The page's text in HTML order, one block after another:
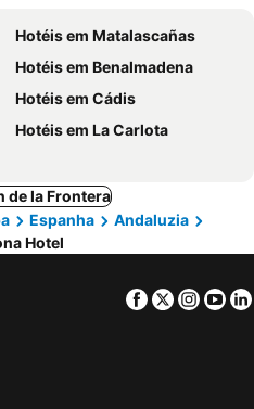
Hotéis em Matalascañas
Hotéis em Benalmadena
Hotéis em Cádis
Hotéis em La Carlota
de la Frontera
Espanha
Andaluzia
Hotel
Facebook
Twitter